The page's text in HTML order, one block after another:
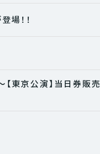
！！
東京公演】当日券販売